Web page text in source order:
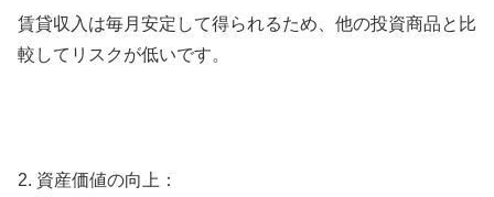
賃貸収入は毎月安定して得られるため、他の投資商品と比
較してリスクが低いです。
2. 資産価値の向上：